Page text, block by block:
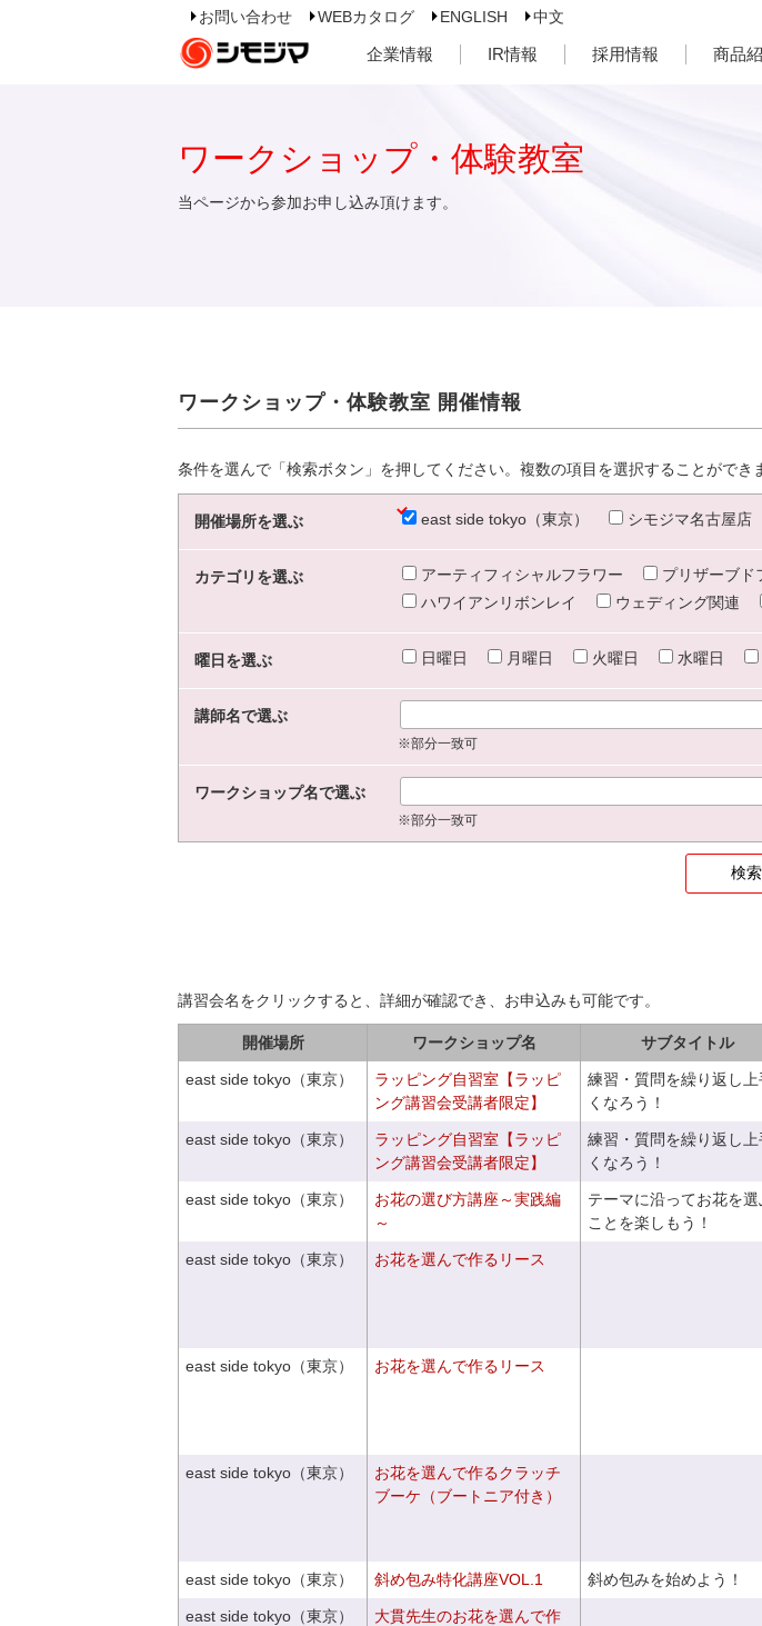
お問い合わせ WEBカタログ ENGLISH 中文
企業情報 IR情報 採用情報 商品
ワークショップ・体験教室
当ページから参加お申し込み頂けます。
ワークショップ・体験教室 開催情報
条件を選んで「検索ボタン」を押してください。複数の項目を選択することができ
開催場所を選ぶ east side tokyo（東京） シモジマ名古屋店
カテゴリを選ぶ アーティフィシャルフラワー プリザーブド
ハワイアンリボンレイ
ウェディング関連
曜日を選ぶ 日曜日 月曜日 火曜日 水曜日
講師名で選ぶ
※部分一致可
ワークショップ名で選ぶ
※部分一致可
講習会名をクリックすると、詳細が確認でき、お申込みも可能です。
開催場所 ワークショップ名 サブタイトル
east side tokyo（東京）
ラッピング自習室【ラッピ
ング講習会受講者限定】
練習・質問を繰り返し上
くなろう！
east side tokyo（東京）
ラッピング自習室【ラッピ
ング講習会受講者限定】
練習・質問を繰り返し上
くなろう！
east side tokyo（東京）
お花の選び方講座～実践編
～
テーマに沿ってお花を選
ことを楽しもう！
east side tokyo（東京） お花を選んで作るリース
east side tokyo（東京） お花を選んで作るリース
east side tokyo（東京）
お花を選んで作るクラッチ
ブーケ（ブートニア付き）
east side tokyo（東京） 斜め包み特化講座VOL.1 斜め包みを始めよう！
east side tokyo（東京）
大貫先生のお花を選んで作